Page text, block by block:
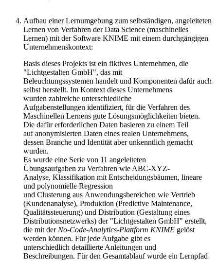
Aufbau einer Lernumgebung zum selbständigen, angeleiteten
Lernen von Verfahren der Data Science (maschinelles
Lernen) mit der Software KNIME mit einem durchgängigen
Unternehmenskontext:
Basis dieses Projekts ist ein fiktives Unternehmen, die
"Lichtgestalten GmbH", das mit
Beleuchtungssystemen handelt und Komponenten dafür auch
selbst herstellt. Im Kontext dieses Unternehmens
wurden zahlreiche unterschiedliche
Aufgabenstellungen identifiziert, für die Verfahren des
Maschinellen Lernens gute Lösungsmöglichkeiten bieten.
Die dafür erforderlichen Daten basieren zu einem Teil
auf anonymisierten Daten eines realen Unternehmens,
dessen Branche und Identität aber unkenntlich gemacht
wurden.
Es wurde eine Serie von 11 angeleiteten
Übungsaufgaben zu Verfahren wie ABC-XYZ-
Analyse, Klassifikation mit Entscheidungsbäumen, lineare
und polynomielle Regression
und Clusterung aus Anwendungsbereichen wie Vertrieb
(Kundenanalyse), Produktion (Predictive Maintenance,
Qualitätssteuerung) und Distribution (Gestaltung eines
Distributionsnetzwerks) der "Lichtgestalten GmbH" erstellt,
die mit der No-Code-Analytics-Plattform KNIME gelöst
werden können. Für jede Aufgabe gibt es
unterschiedlich detaillierte Anleitungen und
Beschreibungen. Für den Gesamtablauf wurde ein Lernpfad